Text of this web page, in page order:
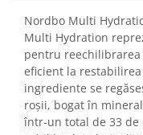
Nordbo Multi
Multi Hydration
pentru
eficient la
ingrediente se
roșii, bogat în
într-un total de 33